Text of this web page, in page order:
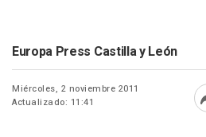
Europa Press Castilla y León
Miércoles, 2 noviembre 2011
Actualizado: 11:41